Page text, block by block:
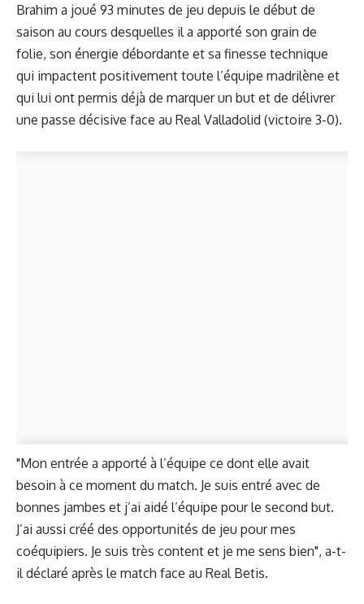
Brahim a joué 93 minutes de jeu depuis le début de
saison au cours desquelles il a apporté son grain de
folie, son énergie débordante et sa finesse technique
qui impactent positivement toute l’équipe madrilène et
qui lui ont permis déjà de marquer un but et de délivrer
une passe décisive face au Real Valladolid (victoire 3-0).
"Mon entrée a apporté à l’équipe ce dont elle avait
besoin à ce moment du match. Je suis entré avec de
bonnes jambes et j’ai aidé l’équipe pour le second but.
J’ai aussi créé des opportunités de jeu pour mes
coéquipiers. Je suis très content et je me sens bien", a-t-
il déclaré après le match face au Real Betis.